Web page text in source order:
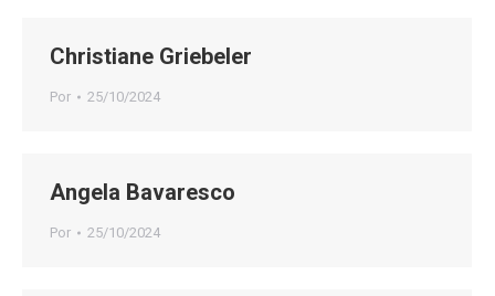
Christiane Griebeler
Por 25/10/2024
Angela Bavaresco
Por 25/10/2024